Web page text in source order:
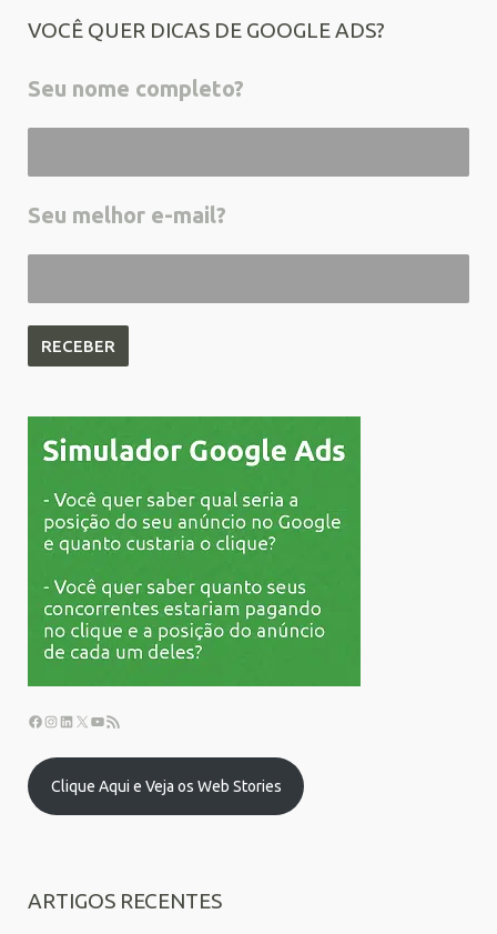
VOCÊ QUER DICAS DE GOOGLE ADS?
Seu nome completo?
Seu melhor e-mail?
Clique Aqui e Veja os Web Stories
ARTIGOS RECENTES